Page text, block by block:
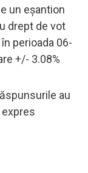
un eșantion
drept de vot
perioada 06-
+/- 3.08%
au